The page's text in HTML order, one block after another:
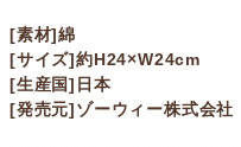
[素材]綿
[サイズ]約H24×W24cm
[生産国]日本
[発売元]ゾーウィー株式会社